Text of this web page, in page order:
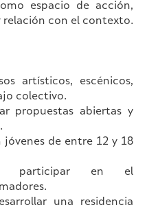
espacio de acción,
relación con el contexto.
artísticos, escénicos,
colectivo.
propuestas abiertas y
de entre 12 y 18
participar en el
una residencia